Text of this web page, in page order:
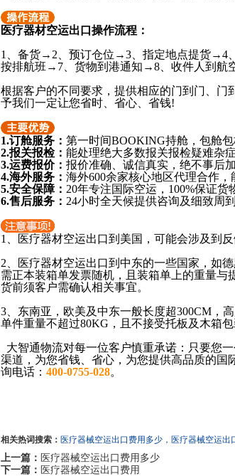
医疗器材空运出口操作流程：
1、备货→2、预订仓位→3、指定地点提货→4
按排航班→7、货物到港通知→8、收件人到航
根据客户的不同要求，提供相应的门到门、
予我们一定让您省时、省心、省钱!
1.订舱服务： 第一时间BOOKING
2.报关报检： 能处理绝大多数
3.运费报价： 报价准确、诚信
4.海外服务： 海外600余家核心地区代理
5.安全保障： 20年专注国际空运，
6.售后服务： 24小时全天候提供咨询
1、 医疗器材空运出口到美国，可能会涉及到
2、
医疗器材空运出口到中东的一些国家，如
需正本装箱单发票随机，且装箱单上的重量
货前须客户需确认相关事宜。
3、东南亚，欧美及中东一般长度超300CM，
单件重量不超过80KG，且不接受托板及木箱
大智通物流对每一位客户慎重承诺：只要您
渠道，为您省钱、省心，为您提供高品质的国
询电话： 400-0755-028。
相关热词搜索： 医疗器械空运出口费用多少，医疗器械空运
上一篇： 医疗器械空运出口费用多少
下一篇： 医疗器械空运出口费用